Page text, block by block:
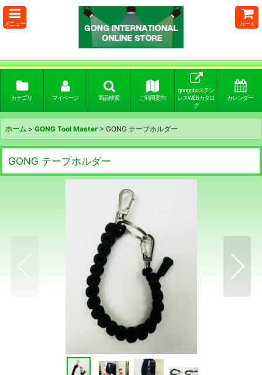
メニュー カート
カテゴリ マイページ 商品検索 ご利用案内
googoboステン
レスWEBカタロ
グ
カレンダー
ホーム > GONG Tool Master > GONG テープホルダー
GONG テープホルダー